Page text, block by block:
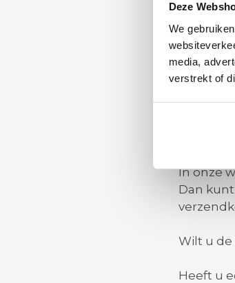
Deze
We
media,
verstrekt of
Een
tijdloos
die
In onze
Dan
Wilt u
Heeft u